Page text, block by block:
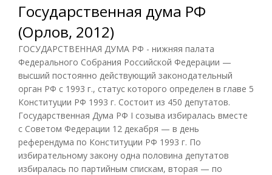
Государственная дума РФ
(Орлов, 2012)
ГОСУДАРСТВЕННАЯ ДУМА РФ - нижняя палата
Федерального Собрания Российской Федерации —
высший постоянно действующий законодательный
орган РФ с 1993 г., статус которого определен в главе 5
Конституции РФ 1993 г. Состоит из 450 депутатов.
Государственная Дума РФ I созыва избиралась вместе
с Советом Федерации 12 декабря — в день
референдума по Конституции РФ 1993 г. По
избирательному закону одна половина депутатов
избиралась по партийным спискам, вторая — по